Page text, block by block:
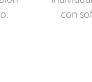
con